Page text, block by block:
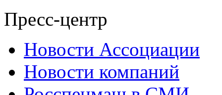
Пресс-центр
Новости Ассоциации
Новости компаний